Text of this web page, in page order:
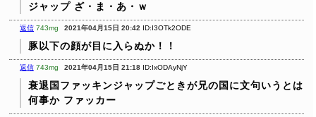
ジャップ ざ・ま・あ・ｗ
返信 743mg 2021年04月15日 20:42 ID:I3OTk2ODE
豚以下の顔が目に入らぬか！！
返信 743mg 2021年04月15日 21:18 ID:IxODAyNjY
衰退国ファッキンジャップごときが兄の国に文句いうとは
何事か ファッカー